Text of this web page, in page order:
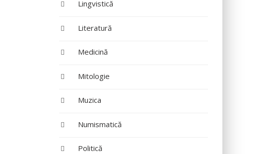
Lingvistică
Literatură
Medicină
Mitologie
Muzica
Numismatică
Politică